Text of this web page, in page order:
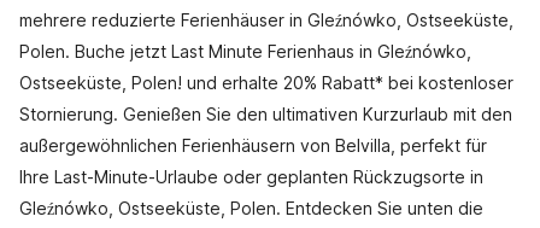
mehrere reduzierte Ferienhäuser in Gleźnówko, Ostseeküste,
Polen. Buche jetzt Last Minute Ferienhaus in Gleźnówko,
Ostseeküste, Polen! und erhalte 20% Rabatt* bei kostenloser
Stornierung. Genießen Sie den ultimativen Kurzurlaub mit den
außergewöhnlichen Ferienhäusern von Belvilla, perfekt für
Ihre Last-Minute-Urlaube oder geplanten Rückzugsorte in
Gleźnówko, Ostseeküste, Polen. Entdecken Sie unten die